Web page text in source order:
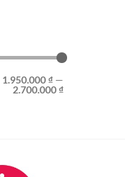
1.950.000 ₫ —
2.700.000 ₫